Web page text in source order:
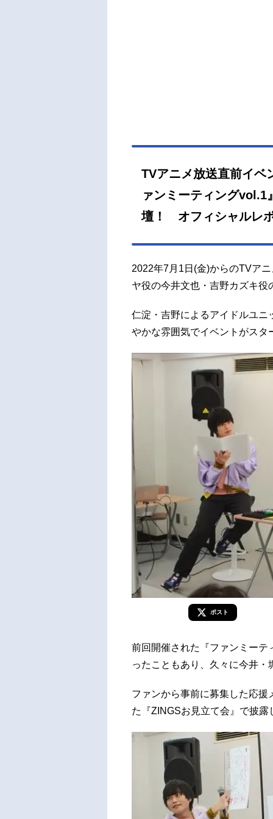
TVアニメ放送直前イ
ァンミーティングvol.1
壇！ オフィシャルレ
2022年7月1日(金)からのTVア
ヤ役の今井文也・吉野カズキ役
仁淀・吉野によるアイドルユニ
やかな雰囲気でイベントがスタ
ポスト
前回開催された『ファンミーテ
ったこともあり、久々に今井
ファンから事前に募集した応
た『ZINGSお見立て会』で披